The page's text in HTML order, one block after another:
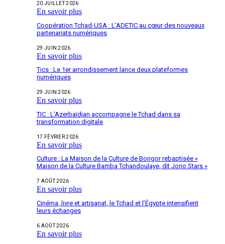
20 JUILLET 2026
En savoir plus
Coopération Tchad-USA : L’ADETIC au cœur des nouveaux
partenariats numériques
29 JUIN 2026
En savoir plus
Tics : Le 1er arrondissement lance deux plateformes
numériques
29 JUIN 2026
En savoir plus
TIC : L’Azerbaïdjan accompagne le Tchad dans sa
transformation digitale
17 FÉVRIER 2026
En savoir plus
Culture : La Maison de la Culture de Bongor rebaptisée «
Maison de la Culture Bamba Tchandoulaye, dit Jorio Stars »
7 AOÛT 2026
En savoir plus
Cinéma, livre et artisanat, le Tchad et l’Égypte intensifient
leurs échanges
6 AOÛT 2026
En savoir plus